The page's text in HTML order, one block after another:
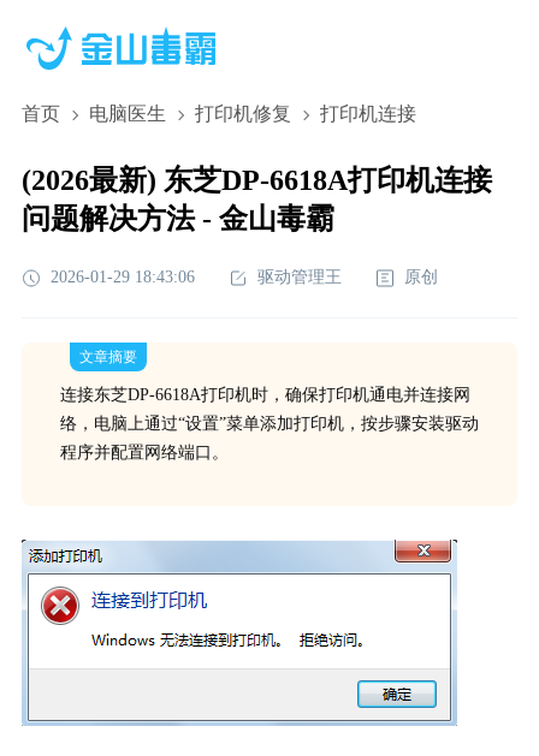
首页 电脑医生 打印机修复 打印机连接
(2026最新) 东芝DP-6618A打印机连接
问题解决方法 - 金山毒霸
2026-01-29 18:43:06 驱动管理王 原创
文章摘要
连接东芝DP-6618A打印机时，确保打印机通电并连接网
络，电脑上通过“设置”菜单添加打印机，按步骤安装驱动
程序并配置网络端口。